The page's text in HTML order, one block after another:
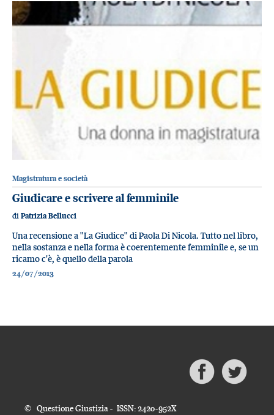
Magistratura e società
Giudicare e scrivere al femminile
di Patrizia Bellucci
Una recensione a "La Giudice" di Paola Di Nicola. Tutto nel libro,
nella sostanza e nella forma è coerentemente femminile e, se un
ricamo c'è, è quello della parola
24/07/2013
© Questione Giustizia - ISSN: 2420-952X